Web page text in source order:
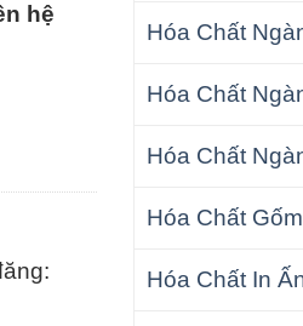
Hóa Chất
Hóa Chất
Hóa Chất
Hóa Chất
Hóa Chất In
hệ